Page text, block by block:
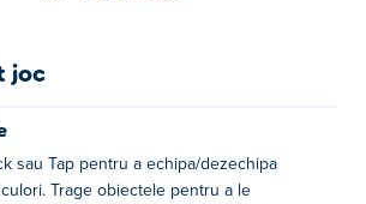
multe pisici și câini drăguți în pat,
și simplu apasă butonul stâng pentru
începem să ne decorăm camerele de
cu prietenii!
joc
sau Tap pentru a echipa/dezechipa
Trage obiectele pentru a le